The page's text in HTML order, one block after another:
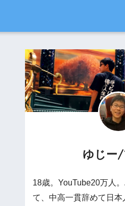
ゆじー/
18歳。YouTube20万人
て、中高一貫辞めて日